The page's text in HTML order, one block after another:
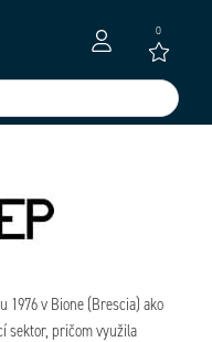
0
1976 v Bione (Brescia) ako
sektor, pričom využila